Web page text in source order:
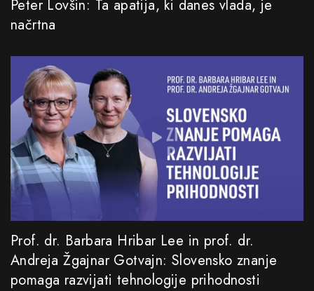
Peter Lovšin: Ta apatija, ki danes vlada, je
načrtna
Prof. dr. Barbara Hribar Lee in prof. dr.
Andreja Žgajnar Gotvajn: Slovensko znanje
pomaga razvijati tehnologije prihodnosti